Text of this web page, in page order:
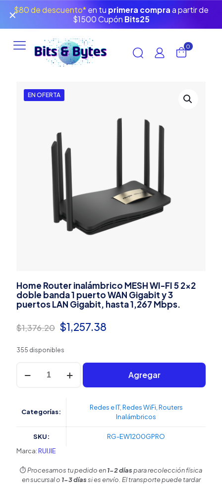
$80 de descuento*en tu primera compra a partir de
$1500 Cupón Bits25
✕
0
EN OFERTA
Home Router inalámbrico MESH WI-FI 5 2×2
doble banda 1 puerto WAN Gigabit y 3
puertos LAN Gigabit, hasta 1,267 Mbps.
$1,376.20 El
era:
$1,376.20.
$1,257.38
$1,257.38.
355 disponibles
Home
Router
inalámbrico
doble
banda
puerto
WAN
Agregar
Categorías:
Redes e IT, Redes WiFi Routers
Inalámbricos
SKU:
RG-EW1200GPRO
Marca:RUIJIE
⏱️Procesamos tu pedido en1-2 díaspara recolección física
en sucursal o 1-3 díassi es envío. El transporte puede tardar